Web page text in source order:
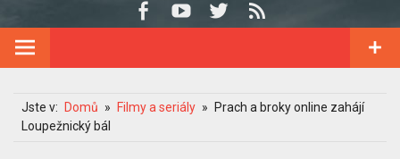
Jste v: Domů Filmy a seriály
Prach a broky online zahájí
Loupežnický bál